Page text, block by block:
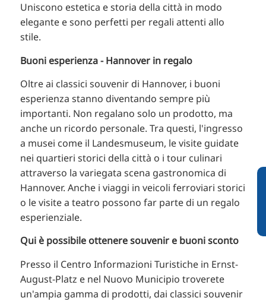
Uniscono estetica e storia della città in modo
elegante e sono perfetti per regali attenti allo
stile.
Buoni esperienza - Hannover in regalo
Oltre ai classici souvenir di Hannover, i buoni
esperienza stanno diventando sempre più
importanti. Non regalano solo un prodotto, ma
anche un ricordo personale. Tra questi, l'ingresso
a musei come il Landesmuseum, le visite guidate
nei quartieri storici della città o i tour culinari
attraverso la variegata scena gastronomica di
Hannover. Anche i viaggi in veicoli ferroviari storici
o le visite a teatro possono far parte di un regalo
esperienziale.
Qui è possibile ottenere souvenir e buoni sconto
Presso il Centro Informazioni Turistiche in Ernst-
August-Platz e nel Nuovo Municipio troverete
un'ampia gamma di prodotti, dai classici souvenir